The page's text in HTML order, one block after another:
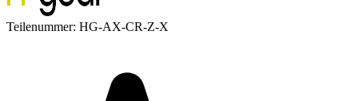
Teilenummer: HG-AX-CR-Z-X